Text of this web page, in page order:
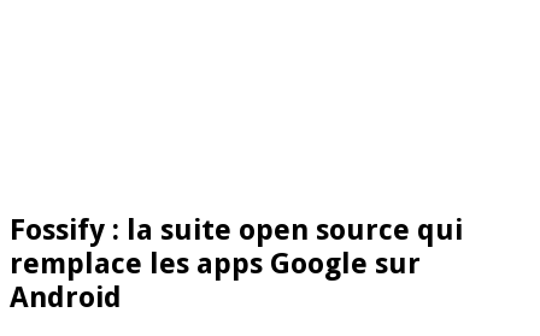
Fossify : la suite open source qui
remplace les apps Google sur
Android